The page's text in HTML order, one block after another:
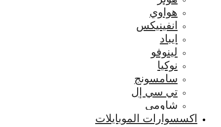
هواوي
انفينيكس
ايباد
لينوفو
نوكيا
سامسونج
تي سي إل
شاومي
اكسسوارات الموبايلات